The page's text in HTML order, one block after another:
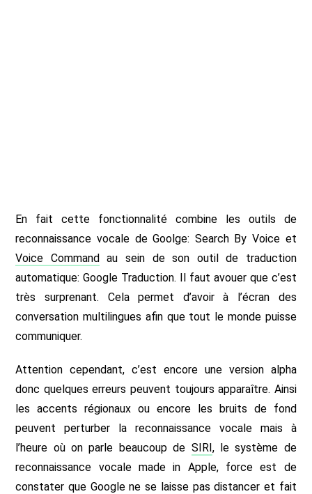
En fait cette fonctionnalité combine les outils de
reconnaissance vocale de Goolge: Search By Voice et
Voice Commandau sein de son outil de traduction
automatique: Google Traduction. Il faut avouer que c’est
très surprenant. Cela permet d’avoir à l’écran des
conversation multilingues afin que tout le monde puisse
communiquer.
Attention cependant, c’est encore une version alpha
donc quelques erreurs peuvent toujours apparaître. Ainsi
les accents régionaux ou encore les bruits de fond
peuvent perturber la reconnaissance vocale mais à
l’heure où on parle beaucoup de SIRI, le système de
reconnaissance vocale made in Apple, force est de
constater que Google ne se laisse pas distancer et fait